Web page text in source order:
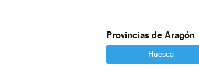
Provincias de Aragón
Huesca